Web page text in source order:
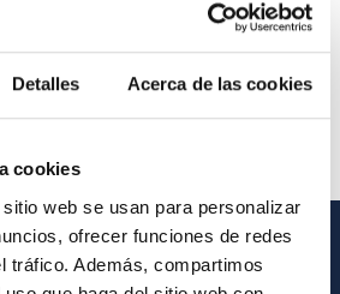
Detalles Acerca de las cookies
cookies
web se usan para personalizar
ofrecer funciones de redes
tráfico. Además, compartimos